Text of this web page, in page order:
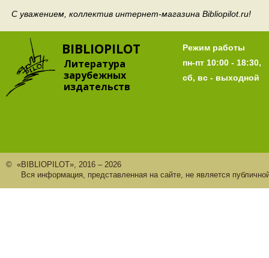
С уважением, коллектив интернет-магазина Bibliopilot.ru!
BIBLIOPILOT
Литература
зарубежных
издательств
Режим работы
пн-пт 10:00 - 18:30,
сб, вс - выходной
© «BIBLIOPILOT», 2016 – 2026
Вся информация, представленная на сайте, не является